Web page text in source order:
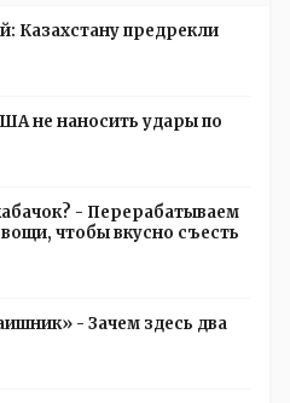
Казахстану предрекли
не наносить удары по
- Перерабатываем
чтобы вкусно съесть
- Зачем здесь два